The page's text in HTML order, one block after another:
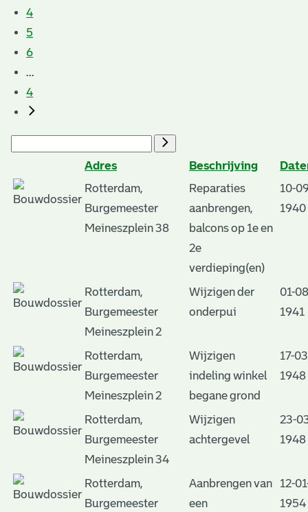
4
5
6
...
4
Adres Beschrijving
Rotterdam,
Burgemeester
Meineszplein 38
Reparaties
aanbrengen,
balcons op 1e en
2e
verdieping(en)
10-
1940
Rotterdam,
Burgemeester
Meineszplein 2
Wijzigen der
onderpui
01-
1941
Rotterdam,
Burgemeester
Meineszplein 2
Wijzigen
indeling winkel
begane grond
17-
1948
Rotterdam,
Burgemeester
Meineszplein 34
Wijzigen
achtergevel
23-
1948
Rotterdam,
Burgemeester
Aanbrengen van
een
12-
1954